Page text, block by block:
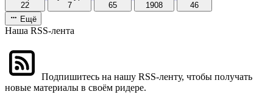
22
7
65
1908
46
Ещё
Наша RSS-лента
Подпишитесь на нашу RSS-ленту, чтобы получать
новые материалы в своём ридере.